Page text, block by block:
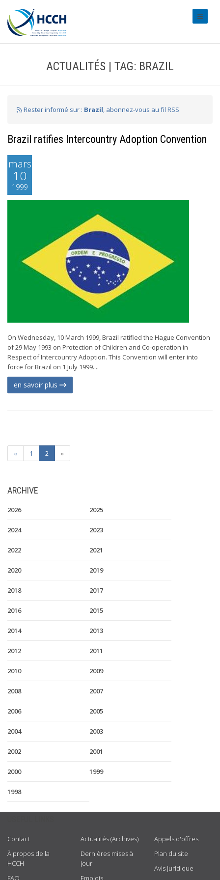
ACTUALITÉS | TAG: BRAZIL
Rester informé sur : Brazil, abonnez-vous au fil RSS
Brazil ratifies Intercountry Adoption Convention
mars
10
1999
On Wednesday, 10 March 1999, Brazil ratified the Hague Convention
of 29 May 1993 on Protection of Children and Co-operation in
Respect of Intercountry Adoption. This Convention will enter into
force for Brazil on 1 July 1999....
en savoir plus
« 1 2 »
ARCHIVE
2026 2025
2024 2023
2022 2021
2020 2019
2018 2017
2016 2015
2014 2013
2012 2011
2010 2009
2008 2007
2006 2005
2004 2003
2002 2001
2000 1999
1998
Contact
À propos de la
HCCH
FAQ
Actualités (Archives)
Dernières mises à
jour
Emplois
Appels d'offres
Plan du site
Avis juridique